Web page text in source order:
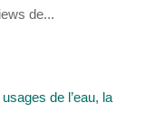
de...